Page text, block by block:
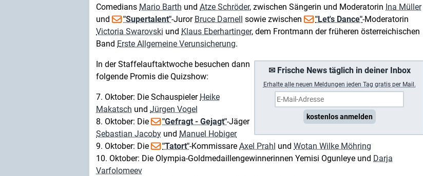
Comedians Mario Barth und Atze Schröder, zwischen Sängerin und Moderatorin Ina Müller
und
"Supertalent"-Juror Bruce Darnell sowie zwischen "Let's Dance"-Moderatorin
Victoria Swarovski und Klaus Eberhartinger, dem Frontmann der früheren österreichischen
Band Erste Allgemeine Verunsicherung.
✉ Frische News täglich in deiner Inbox
Erhalte a lle neuen Meldungen jeden Tag gratis per Mail.
kostenlos anmelden
In der Staffelauftaktwoche besuchen dann
folgende Promis die Quizshow:
7. Oktober: Die Schauspieler Heike
Makatsch und Jürgen Vogel
8. Oktober: Die
"Gefragt - Gejagt"-Jäger
Sebastian Jacoby und Manuel Hobiger
9. Oktober: Die
"Tatort"-Kommissare Axel Prahl und Wotan Wilke Möhring
10. Oktober: Die Olympia-Goldmedaillengewinnerinnen Yemisi Ogunleye und Darja
Varfolomeev